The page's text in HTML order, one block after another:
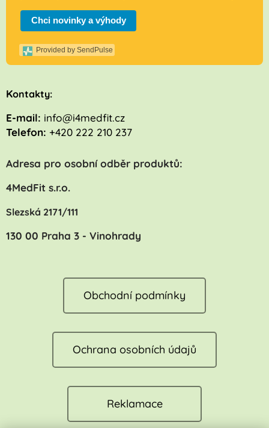
Chci novinky a výhody
Provided by SendPulse
Kontakty:
E-mail: info@i4medfit.cz
Telefon: +420 222 210 237
Adresa pro osobní odběr produktů:
4MedFit s.r.o.
Slezská 2171/111
130 00 Praha 3 - Vinohrady
Obchodní podmínky
Ochrana osobních údajů
Reklamace